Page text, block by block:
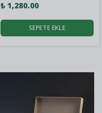
₺ 1,280.00
SEPETE EKLE